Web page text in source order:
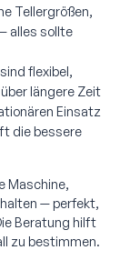
Tellergrößen,
alles sollte
flexibel,
längere Zeit
Einsatz
die bessere
Maschine,
— perfekt,
Beratung hilft
zu bestimmen.